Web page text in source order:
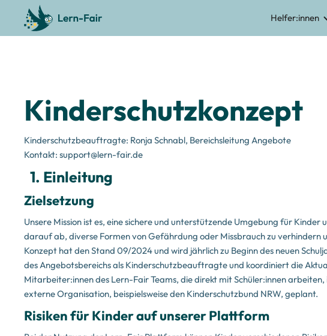
Helfer:innen
Kinderschutzkonzept
Kinderschutzbeauftragte: Ronja Schnabl, Bereichsleitung Angebote
Kontakt: support@lern-fair.de
1. Einleitung
Zielsetzung
Unsere Mission ist es, eine sichere und unterstützende Umgebung für
darauf ab, diverse Formen von Gefährdung oder Missbrauch zu
Konzept hat den Stand 09/2024 und wird jährlich zu Beginn des neuen
des Angebotsbereichs als Kinderschutzbeauftragte und koordiniert die
Mitarbeiter:innen des Lern-Fair Teams, die direkt mit Schüler:innen
externe Organisation, beispielsweise den Kinderschutzbund NRW, geplant.
‍Risiken für Kinder auf unserer Plattform